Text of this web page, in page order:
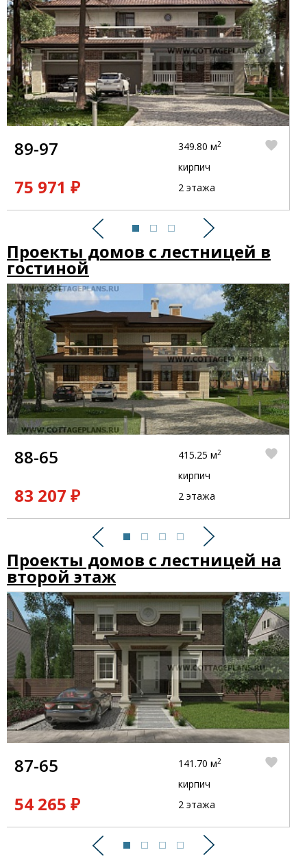
Предыдущий Следующий
89-97
75 971 ₽
349.80 м2
кирпич
2 этажа
Проекты домов с лестницей в
гостиной
Предыдущий Следующий
88-65
83 207 ₽
415.25 м2
кирпич
2 этажа
Проекты домов с лестницей на
второй этаж
Предыдущий Следующий
87-65
54 265 ₽
141.70 м2
кирпич
2 этажа